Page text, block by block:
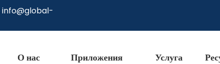
info@global-
О нас Приложения Услуга